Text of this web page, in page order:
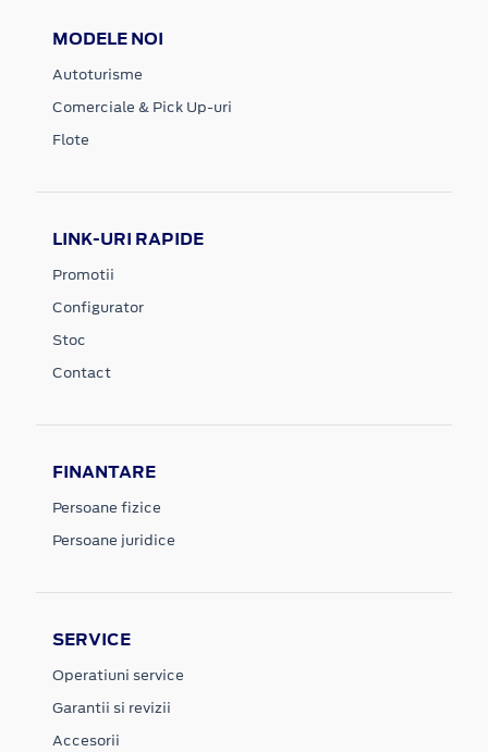
MODELE NOI
Autoturisme
Comerciale & Pick Up-uri
Flote
LINK-URI RAPIDE
Promotii
Configurator
Stoc
Contact
FINANTARE
Persoane fizice
Persoane juridice
SERVICE
Operatiuni service
Garantii si revizii
Accesorii